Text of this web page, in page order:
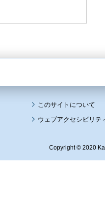
このサイトについて
ウェブアクセシビリテ
Copyright © 2020